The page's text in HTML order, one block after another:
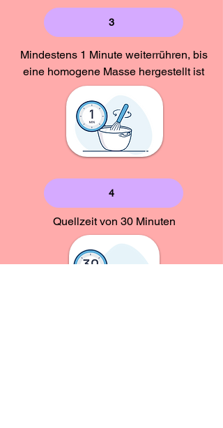
3
Mindestens 1 Minute weiterrühren, bis
eine homogene Masse hergestellt ist
4
Quellzeit von 30 Minuten